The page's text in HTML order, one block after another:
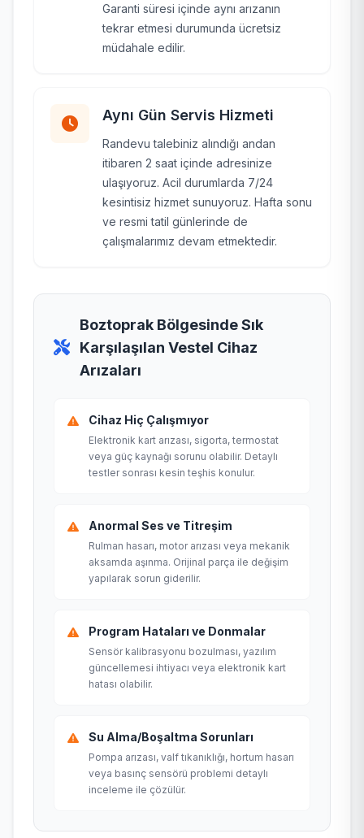
Garanti süresi içinde aynı arızanın
tekrar etmesi durumunda ücretsiz
müdahale edilir.
Aynı Gün Servis Hizmeti
Randevu talebiniz alındığı andan
itibaren 2 saat içinde adresinize
ulaşıyoruz. Acil durumlarda 7/24
kesintisiz hizmet sunuyoruz. Hafta sonu
ve resmi tatil günlerinde de
çalışmalarımız devam etmektedir.
Boztoprak Bölgesinde Sık
Karşılaşılan Vestel Cihaz
Arızaları
Cihaz Hiç Çalışmıyor
Elektronik kart arızası, sigorta, termostat
veya güç kaynağı sorunu olabilir. Detaylı
testler sonrası kesin teşhis konulur.
Anormal Ses ve Titreşim
Rulman hasarı, motor arızası veya mekanik
aksamda aşınma. Orijinal parça ile değişim
yapılarak sorun giderilir.
Program Hataları ve Donmalar
Sensör kalibrasyonu bozulması, yazılım
güncellemesi ihtiyacı veya elektronik kart
hatası olabilir.
Su Alma/Boşaltma Sorunları
Pompa arızası, valf tıkanıklığı, hortum hasarı
veya basınç sensörü problemi detaylı
inceleme ile çözülür.